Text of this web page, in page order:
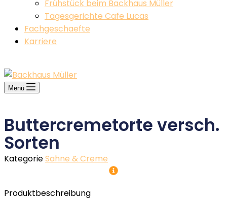
Frühstück beim Backhaus Müller​
Tagesgerichte Cafe Lucas
Fachgeschaefte
Karriere
Menü
Buttercremetorte versch.
Sorten
KategorieSahne & Creme
Produktbeschreibung